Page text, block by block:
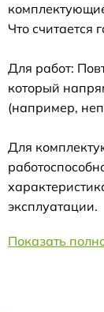
Что считается
Для работ:
который
(например,
Для
эксплуатации.
Показать